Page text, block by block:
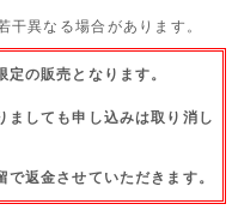
異なる場合があります。
の販売となります。
ましても申し込みは取り消し
返金させていただきます。